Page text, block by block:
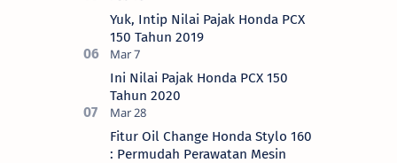
Yuk, Intip Nilai Pajak Honda PCX
150 Tahun 2019
Ini Nilai Pajak Honda PCX 150
Tahun 2020
Fitur Oil Change Honda Stylo 160
: Permudah Perawatan Mesin